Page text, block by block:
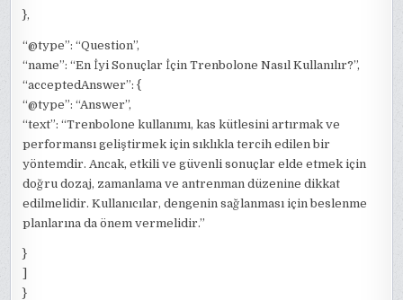
},
“@type”: “Question”,
“name”: “En İyi Sonuçlar İçin Trenbolone Nasıl Kullanılır?”,
“acceptedAnswer”: {
“@type”: “Answer”,
“text”: “Trenbolone kullanımı, kas kütlesini artırmak ve
performansı geliştirmek için sıklıkla tercih edilen bir
yöntemdir. Ancak, etkili ve güvenli sonuçlar elde etmek için
doğru dozaj, zamanlama ve antrenman düzenine dikkat
edilmelidir. Kullanıcılar, dengenin sağlanması için beslenme
planlarına da önem vermelidir.”
}
}